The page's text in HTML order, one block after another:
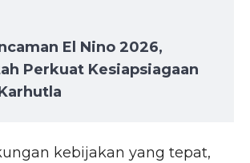
El Nino 2026,
Perkuat Kesiapsiagaan
kebijakan yang tepat,